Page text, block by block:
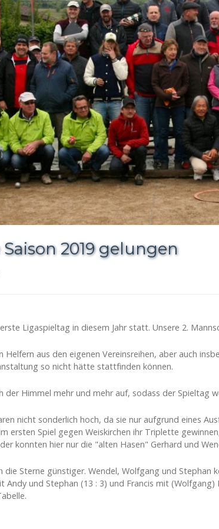
2019 gelungen
Ligaspieltag in diesem Jahr statt. Unsere 2.
aus den eigenen Vereinsreihen, aber auch
so nicht hätte stattfinden können.
der Himmel mehr und mehr auf, sodass der Spieltag
nicht sonderlich hoch, da sie nur aufgrund eines
ersten Spiel gegen Weiskirchen ihr Triplette
konnten hier nur die "alten Hasen" Gerhard und
die Sterne günstiger. Wendel, Wolfgang und
und Stephan (13 : 3) und Francis mit